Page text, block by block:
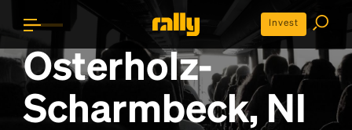
Invest
Osterholz-
Scharmbeck, NI